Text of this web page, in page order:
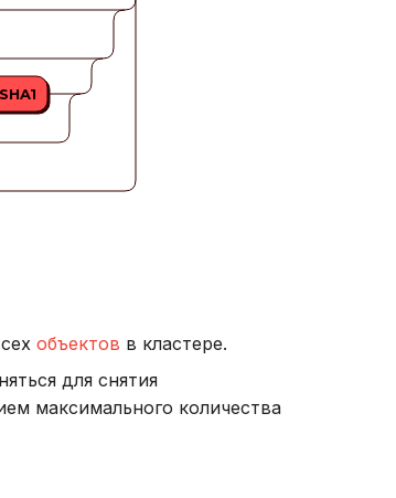
объектов в кластере.
для снятия
максимального количества